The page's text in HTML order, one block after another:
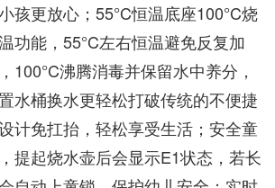
孩更放心；55°C恒温底座100°C烧
功能，55°C左右恒温避免反复加
100°C沸腾消毒并保留水中养分，
水桶换水更轻松打破传统的不便捷
计免扛抬，轻松享受生活；安全童
提起烧水壶后会显示E1状态，若长